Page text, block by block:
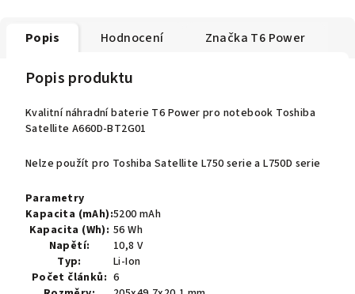
Popis Hodnocení Značka T6 Power
Popis produktu
Kvalitní náhradní baterie T6 Power pro notebook Toshiba
Satellite A660D-BT2G01
Nelze použít pro Toshiba Satellite L750 serie a L750D serie
Parametry
Kapacita (mAh):5200 mAh
Kapacita (Wh): 56 Wh
Napětí:
10,8 V
Typ:
Li-Ion
Počet článků: 6